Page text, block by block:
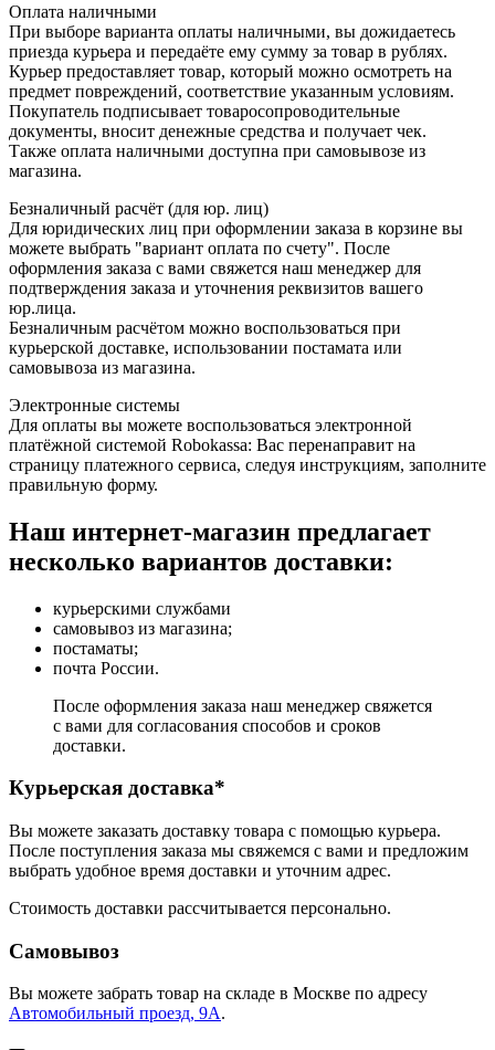
Оплата наличными
При выборе варианта оплаты наличными, вы дожидаетесь
приезда курьера и передаёте ему сумму за товар в рублях.
Курьер предоставляет товар, который можно осмотреть на
предмет повреждений, соответствие указанным условиям.
Покупатель подписывает товаросопроводительные
документы, вносит денежные средства и получает чек.
Также оплата наличными доступна при самовывозе из
магазина.
Безналичный расчёт (для юр. лиц)
Для юридических лиц при оформлении заказа в корзине вы
можете выбрать "вариант оплата по счету". После
оформления заказа с вами свяжется наш менеджер для
подтверждения заказа и уточнения реквизитов вашего
юр.лица.
Безналичным расчётом можно воспользоваться при
курьерской доставке, использовании постамата или
самовывоза из магазина.
Электронные системы
Для оплаты вы можете воспользоваться электронной
платёжной системой Robokassa: Вас перенаправит на
страницу платежного сервиса, следуя инструкциям, заполните
правильную форму.
Наш интернет-магазин предлагает
несколько вариантов доставки:
курьерскими службами
самовывоз из магазина;
постаматы;
почта России.
После оформления заказа наш менеджер свяжется
с вами для согласования способов и сроков
доставки.
Курьерская доставка*
Вы можете заказать доставку товара с помощью курьера.
После поступления заказа мы свяжемся с вами и предложим
выбрать удобное время доставки и уточним адрес.
Стоимость доставки рассчитывается персонально.
Самовывоз
Вы можете забрать товар на складе в Москве по адресу
Автомобильный проезд, 9А.